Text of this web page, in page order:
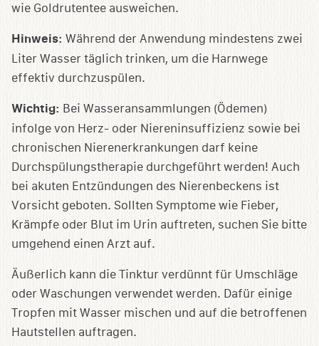
wie Goldrutentee ausweichen.
Hinweis: Während der Anwendung mindestens zwei
Liter Wasser täglich trinken, um die Harnwege
effektiv durchzuspülen.
Wichtig: Bei Wasseransammlungen (Ödemen)
infolge von Herz- oder Niereninsuffizienz sowie bei
chronischen Nierenerkrankungen darf keine
Durchspülungstherapie durchgeführt werden! Auch
bei akuten Entzündungen des Nierenbeckens ist
Vorsicht geboten. Sollten Symptome wie Fieber,
Krämpfe oder Blut im Urin auftreten, suchen Sie bitte
umgehend einen Arzt auf.
Äußerlich kann die Tinktur verdünnt für Umschläge
oder Waschungen verwendet werden. Dafür einige
Tropfen mit Wasser mischen und auf die betroffenen
Hautstellen auftragen.